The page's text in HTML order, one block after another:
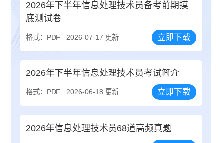
2026年下半年信息处理技术员备考前期摸
底测试卷
格式：PDF 2026-07-17 更新 立即下载
2026年下半年信息处理技术员考试简介
格式：PDF 2026-06-18 更新 立即下载
2026年信息处理技术员68道高频真题